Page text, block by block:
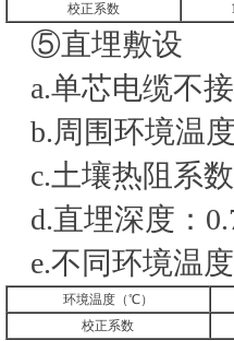
校正系数
⑤直埋敷设
a.单芯电缆不
b.周围环境温
c.土壤热阻系数
d.直埋深度：
e.不同环境温
环境温度（℃）
校正系数